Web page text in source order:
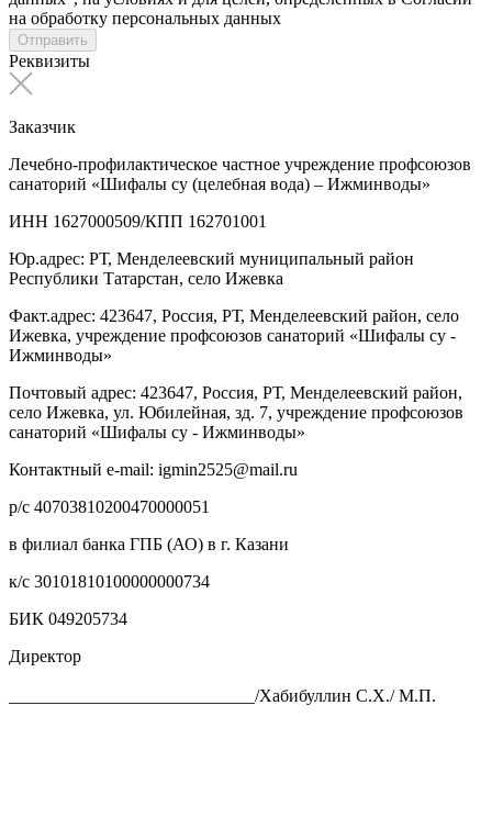
на обработку персональных данных
Отправить
Реквизиты
Заказчик
Лечебно-профилактическое частное учреждение профсоюзов
санаторий «Шифалы су (целебная вода) – Ижминводы»
ИНН 1627000509/КПП 162701001
Юр.адрес: РТ, Менделеевский муниципальный район
Республики Татарстан, село Ижевка
Факт.адрес: 423647, Россия, РТ, Менделеевский район, село
Ижевка, учреждение профсоюзов санаторий «Шифалы су -
Ижминводы»
Почтовый адрес: 423647, Россия, РТ, Менделеевский район,
село Ижевка, ул. Юбилейная, зд. 7, учреждение профсоюзов
санаторий «Шифалы су - Ижминводы»
Контактный e-mail: igmin2525@mail.ru
р/с 40703810200470000051
в филиал банка ГПБ (АО) в г. Казани
к/с 30101810100000000734
БИК 049205734
Директор
____________________________/Хабибуллин С.Х./ М.П.